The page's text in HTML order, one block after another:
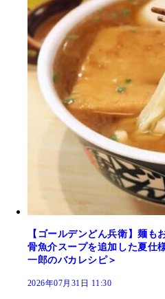
【ゴールデンどん兵衛】麺
骨魚介スープを追加した夏仕
一郎のバカレシピ＞
2026年07月31日 11:30